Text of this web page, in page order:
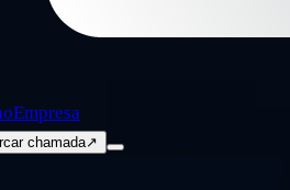
Empresa
chamada↗